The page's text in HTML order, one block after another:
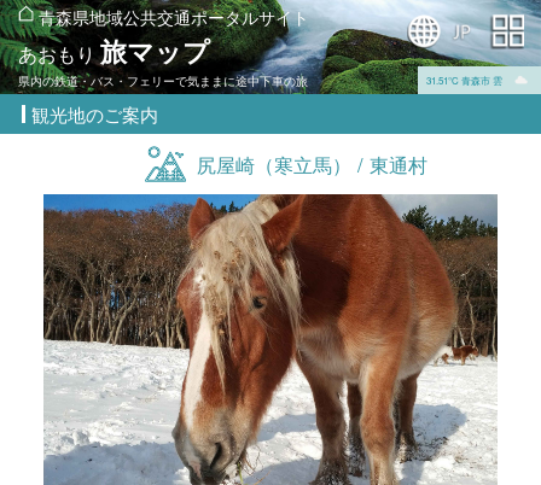
青森県地域公共交通ポータルサイト
あおもり旅マップ
県内の鉄道・バス・フェリーで気ままに途中下車の旅 31.51℃ 青森市 雲
観光地のご案内
尻屋崎（寒立馬） / 東通村